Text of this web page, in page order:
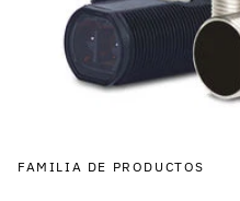
FAMILIA DE PRODUCTOS